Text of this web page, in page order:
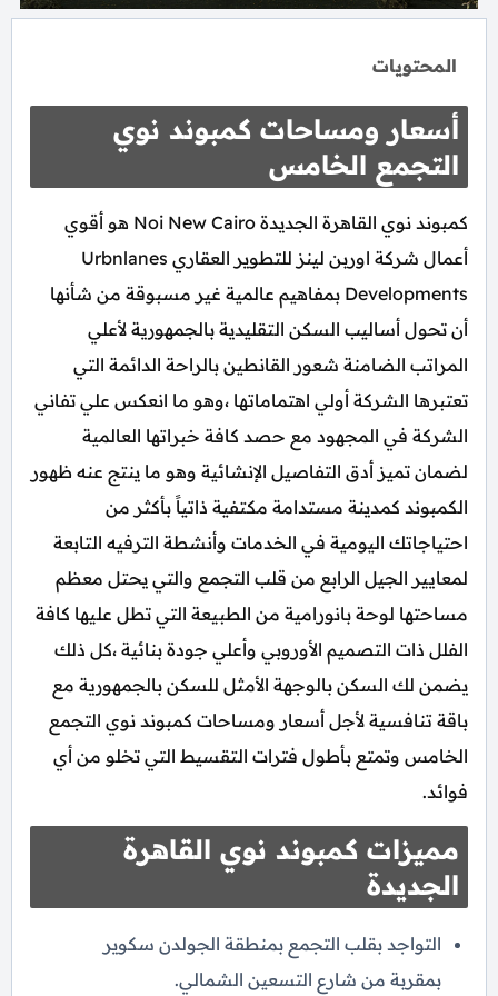
المحتويات
أسعار ومساحات كمبوند نوي
التجمع الخامس
كمبوند نوي القاهرة الجديدة Noi New Cairo هو أقوي
أعمال شركة اوربن لينز للتطوير العقاري Urbnlanes
Developments بمفاهيم عالمية غير مسبوقة من شأنها
أن تحول أساليب السكن التقليدية بالجمهورية لأعلي
المراتب الضامنة شعور القانطين بالراحة الدائمة التي
تعتبرها الشركة أولي اهتماماتها ،وهو ما انعكس علي تفاني
الشركة في المجهود مع حصد كافة خبراتها العالمية
لضمان تميز أدق التفاصيل الإنشائية وهو ما ينتج عنه ظهور
الكمبوند كمدينة مستدامة مكتفية ذاتياً بأكثر من
احتياجاتك اليومية في الخدمات وأنشطة الترفيه التابعة
لمعايير الجيل الرابع من قلب التجمع والتي يحتل معظم
مساحتها لوحة بانورامية من الطبيعة التي تطل عليها كافة
الفلل ذات التصميم الأوروبي وأعلي جودة بنائية ،كل ذلك
يضمن لك السكن بالوجهة الأمثل للسكن بالجمهورية مع
باقة تنافسية لأجل أسعار ومساحات كمبوند نوي التجمع
الخامس وتمتع بأطول فترات التقسيط التي تخلو من أي
فوائد.
مميزات كمبوند نوي القاهرة
الجديدة
التواجد بقلب التجمع بمنطقة الجولدن سكوير
بمقربة من شارع التسعين الشمالي.